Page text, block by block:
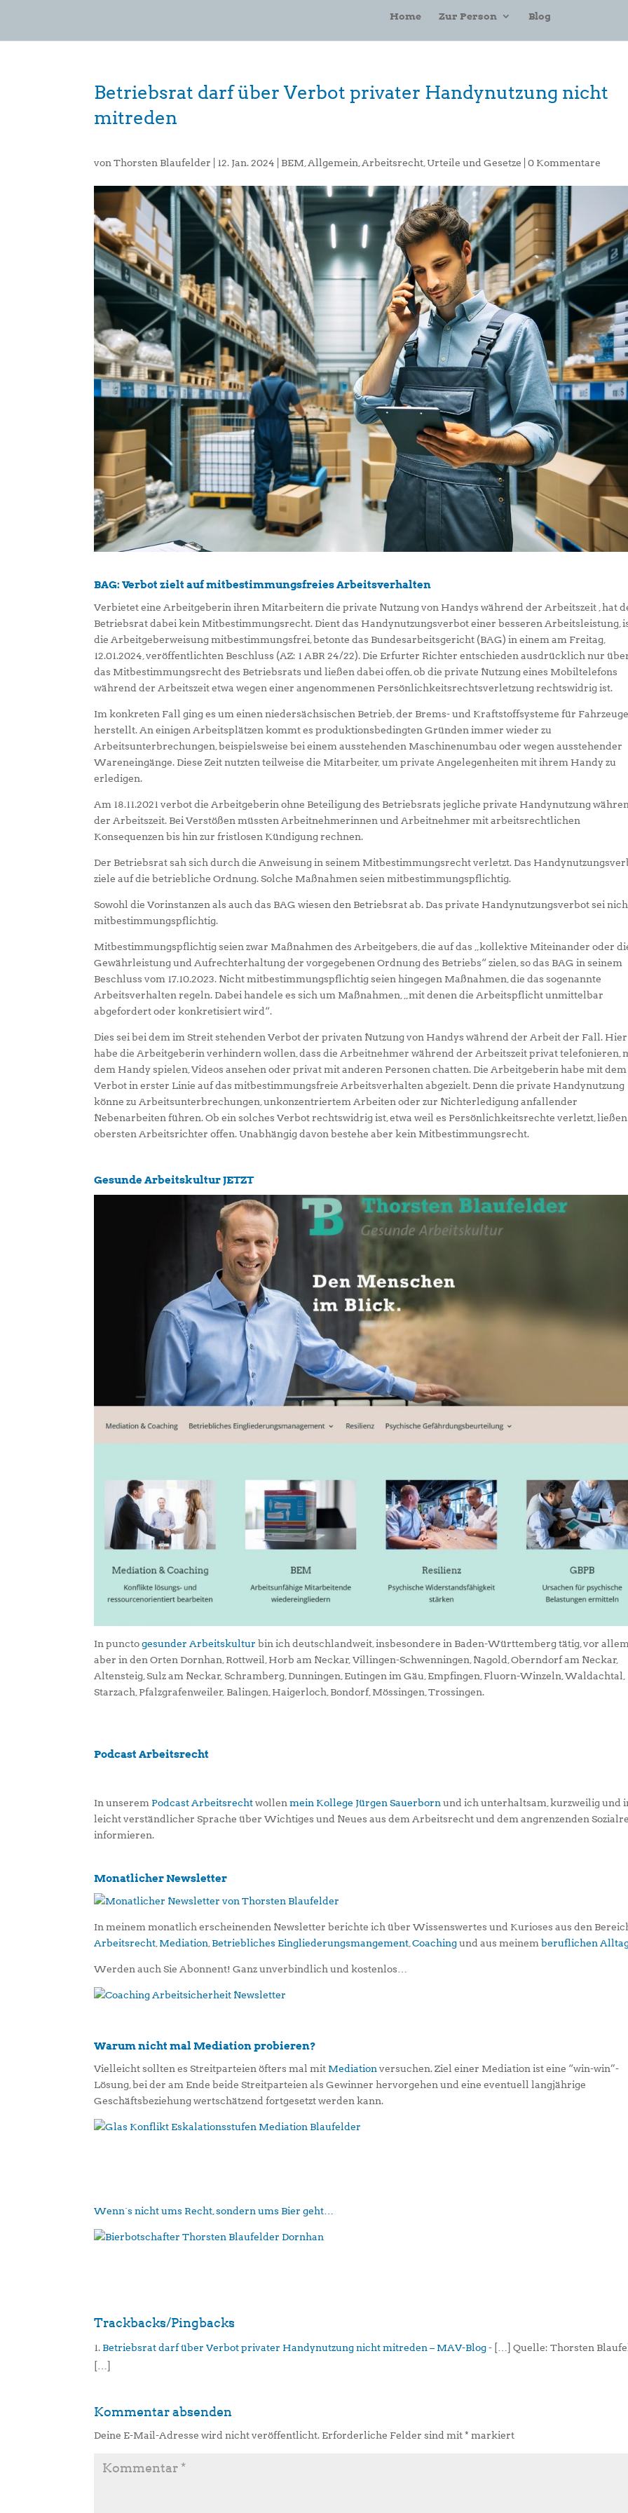
Home Zur Person Blog
Betriebsrat darf über Verbot privater Handynutzung nicht
mitreden
vonThorsten Blaufelder |12. Jan. 2024 BEM Allgemein Arbeitsrecht ,Urteile und Gesetze |0 Kommentare
BAG: Verbot zielt auf mitbestimmungsfreies Arbeitsverhalten
Verbietet eine Arbeitgeberin ihren Mitarbeitern die private Nutzung von Handys während der Arbeitszeit , hat
Betriebsrat dabei kein Mitbestimmungsrecht. Dient das Handynutzungsverbot einer besseren Arbeitsleistung,
die Arbeitgeberweisung mitbestimmungsfrei, betonte das Bundesarbeitsgericht (BAG) in einem am Freitag,
12.01.2024, veröffentlichten Beschluss (AZ: 1 ABR 24/22). Die Erfurter Richter entschieden ausdrücklich nur
das Mitbestimmungsrecht des Betriebsrats und ließen dabei offen, ob die private Nutzung eines Mobiltelefons
während der Arbeitszeit etwa wegen einer angenommenen Persönlichkeitsrechtsverletzung rechtswidrig ist.
Im konkreten Fall ging es um einen niedersächsischen Betrieb, der Brems- und Kraftstoffsysteme für Fahrzeuge
herstellt. An einigen Arbeitsplätzen kommt es produktionsbedingten Gründen immer wieder zu
Arbeitsunterbrechungen, beispielsweise bei einem ausstehenden Maschinenumbau oder wegen ausstehender
Wareneingänge. Diese Zeit nutzten teilweise die Mitarbeiter, um private Angelegenheiten mit ihrem Handy zu
erledigen.
Am 18.11.2021 verbot die Arbeitgeberin ohne Beteiligung des Betriebsrats jegliche private Handynutzung
der Arbeitszeit. Bei Verstößen müssten Arbeitnehmerinnen und Arbeitnehmer mit arbeitsrechtlichen
Konsequenzen bis hin zur fristlosen Kündigung rechnen.
Der Betriebsrat sah sich durch die Anweisung in seinem Mitbestimmungsrecht verletzt. Das
ziele auf die betriebliche Ordnung. Solche Maßnahmen seien mitbestimmungspflichtig.
Sowohl die Vorinstanzen als auch das BAG wiesen den Betriebsrat ab. Das private Handynutzungsverbot sei
mitbestimmungspflichtig.
Mitbestimmungspflichtig seien zwar Maßnahmen des Arbeitgebers, die auf das „kollektive Miteinander oder
Gewährleistung und Aufrechterhaltung der vorgegebenen Ordnung des Betriebs“ zielen, so das BAG in seinem
Beschluss vom 17.10.2023. Nicht mitbestimmungspflichtig seien hingegen Maßnahmen, die das sogenannte
Arbeitsverhalten regeln. Dabei handele es sich um Maßnahmen, „mit denen die Arbeitspflicht unmittelbar
abgefordert oder konkretisiert wird“.
Dies sei bei dem im Streit stehenden Verbot der privaten Nutzung von Handys während der Arbeit der Fall. Hier
habe die Arbeitgeberin verhindern wollen, dass die Arbeitnehmer während der Arbeitszeit privat telefonieren,
dem Handy spielen, Videos ansehen oder privat mit anderen Personen chatten. Die Arbeitgeberin habe mit dem
Verbot in erster Linie auf das mitbestimmungsfreie Arbeitsverhalten abgezielt. Denn die private Handynutzung
könne zu Arbeitsunterbrechungen, unkonzentriertem Arbeiten oder zur Nichterledigung anfallender
Nebenarbeiten führen. Ob ein solches Verbot rechtswidrig ist, etwa weil es Persönlichkeitsrechte verletzt,
obersten Arbeitsrichter offen. Unabhängig davon bestehe aber kein Mitbestimmungsrecht.
Gesunde Arbeitskultur JETZT
In punctogesunder Arbeitskultur bin ich deutschlandweit, insbesondere in Baden-Württemberg tätig, vor
aber in den Orten Dornhan, Rottweil, Horb am Neckar, Villingen-Schwenningen, Nagold, Oberndorf am Neckar,
Altensteig, Sulz am Neckar, Schramberg, Dunningen, Eutingen im Gäu, Empfingen, Fluorn-Winzeln, Waldachtal,
Starzach, Pfalzgrafenweiler, Balingen, Haigerloch, Bondorf, Mössingen, Trossingen.
Podcast Arbeitsrecht
In unserem Podcast Arbeitsrechtwollenmein Kollege Jürgen Sauerbornund ich unterhaltsam, kurzweilig und
leicht verständlicher Sprache über Wichtiges und Neues aus dem Arbeitsrecht und dem angrenzenden
informieren.
Monatlicher Newsletter
In meinem monatlich erscheinenden Newsletter berichte ich über Wissenswertes und Kurioses aus den
Arbeitsrecht,Mediation,Betriebliches Eingliederungsmangement,Coachingund aus meinemberuflichen
Werden auch Sie Abonnent! Ganz unverbindlich und kostenlos…
Warum nicht mal Mediation probieren?
Vielleicht sollten es Streitparteien öfters mal mit Mediationversuchen. Ziel einer Mediation ist eine “win-win”-
Lösung, bei der am Ende beide Streitparteien als Gewinner hervorgehen und eine eventuell langjährige
Geschäftsbeziehung wertschätzend fortgesetzt werden kann.
Wenn´s nicht ums Recht, sondern ums Bier geht…
Trackbacks/Pingbacks
Betriebsrat darf über Verbot privater Handynutzung nicht mitreden – MAV-Blog- […] Quelle: Thorsten
[…]
Kommentar absenden
Deine E-Mail-Adresse wird nicht veröffentlicht. Erforderliche Felder sind mit* markiert